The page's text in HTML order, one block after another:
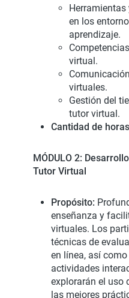
en los
aprendizaje.
virtual.
virtuales.
Gestión del
tutor virtual.
Cantidad de
MÓDULO 2:
Tutor Virtual
Propósito:
enseñanza y
virtuales. Los
técnicas de
en línea, así
actividades
explorarán el uso
las mejores